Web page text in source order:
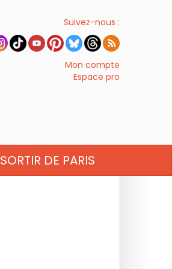
Suivez-nous :
Mon compte
Espace pro
SORTIR DE PARIS